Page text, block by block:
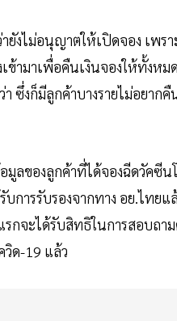
ยังไม่อนุญาตให้เปิดจอง เพร
ข้ามาเพื่อคืนเงินจองให้ทั้งห
ซึ่งก็มีลูกค้าบางรายไม่อยาก
มูลของลูกค้าที่ได้จองฉีดวัคซี
การรับรองจากทาง อย.ไทย
กจะได้รับสิทธิในการสอบถ
ด-19 แล้ว